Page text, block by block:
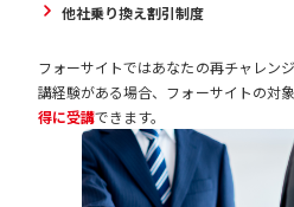
他社乗り換え割引制度
フォーサイトではあなたの再チャレン
講経験がある場合、フォーサイトの対
得に受講できます。